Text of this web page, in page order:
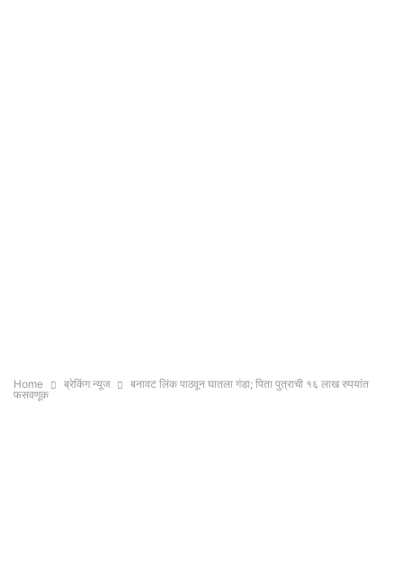
Home ब्रेकिंग न्यूज
बनावट लिंक पाठवून घातला गंडा; पिता पुत्राची १६ लाख रुपयांत
फसवणूक